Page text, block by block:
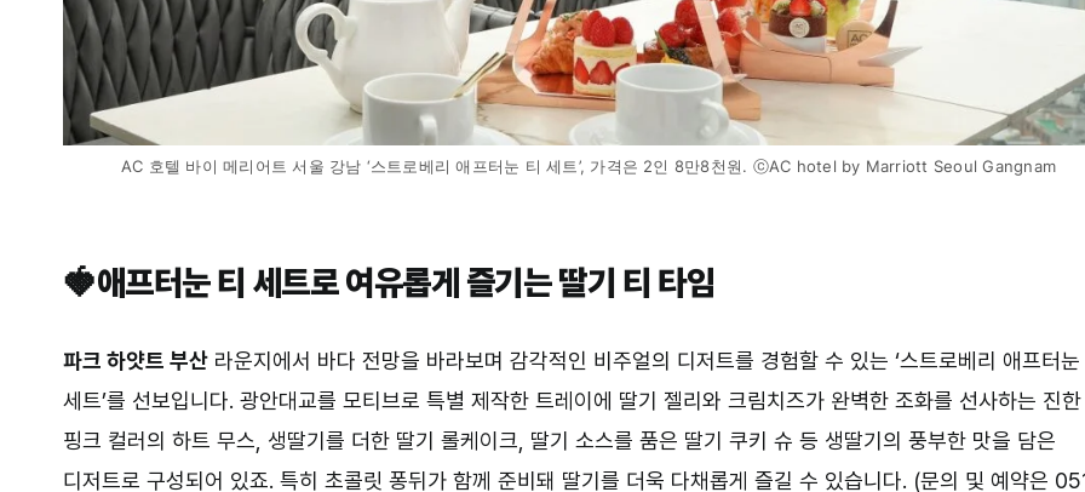
AC 호텔 바이 메리어트 서울 강남 ‘스트로베리 애프터눈 티 세트’, 가격은 2인 8만8천원. ⓒAC hotel by Marriott Seoul Gangnam
🍓애프터눈 티 세트로 여유롭게 즐기는 딸기 티 타임
파크 하얏트 부산 라운지에서 바다 전망을 바라보며 감각적인 비주얼의 디저트를 경험할 수 있는 ‘스트로베리 애프터
세트’를 선보입니다. 광안대교를 모티브로 특별 제작한 트레이에 딸기 젤리와 크림치즈가 완벽한 조화를 선사하는 진한
핑크 컬러의 하트 무스, 생딸기를 더한 딸기 롤케이크, 딸기 소스를 품은 딸기 쿠키 슈 등 생딸기의 풍부한 맛을 담은
디저트로 구성되어 있죠. 특히 초콜릿 퐁뒤가 함께 준비돼 딸기를 더욱 다채롭게 즐길 수 있습니다. (문의 및 예약은